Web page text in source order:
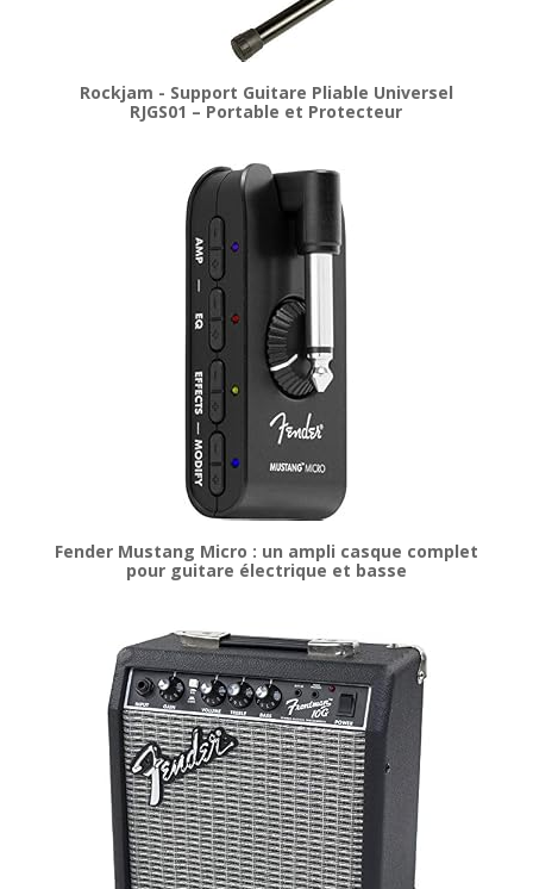
Rockjam - Support Guitare Pliable Universel
RJGS01 – Portable et Protecteur
Fender Mustang Micro : un ampli casque complet
pour guitare électrique et basse